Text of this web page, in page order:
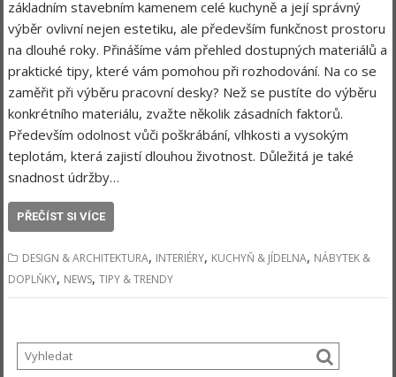
základním stavebním kamenem celé kuchyně a její správný
výběr ovlivní nejen estetiku, ale především funkčnost prostoru
na dlouhé roky. Přinášíme vám přehled dostupných materiálů a
praktické tipy, které vám pomohou při rozhodování. Na co se
zaměřit při výběru pracovní desky? Než se pustíte do výběru
konkrétního materiálu, zvažte několik zásadních faktorů.
Především odolnost vůči poškrábání, vlhkosti a vysokým
teplotám, která zajistí dlouhou životnost. Důležitá je také
snadnost údržby…
PŘEČÍST SI VÍCE
DESIGN & ARCHITEKTURA, INTERIÉRY, KUCHYŇ & JÍDELNA, NÁBYTEK &
DOPLŇKY, NEWS,TIPY & TRENDY